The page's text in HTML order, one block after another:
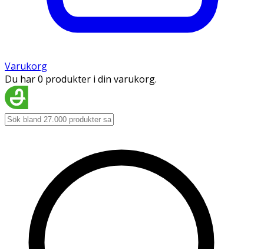
Varukorg
Du har 0 produkter i din varukorg.